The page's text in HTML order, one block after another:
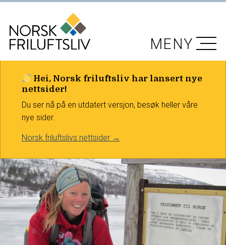
Hei, Norsk friluftsliv har lansert nye
nettsider!
Du ser nå på en utdatert versjon, besøk heller våre
nye sider.
Norsk friluftslivs nettsider →
MENY